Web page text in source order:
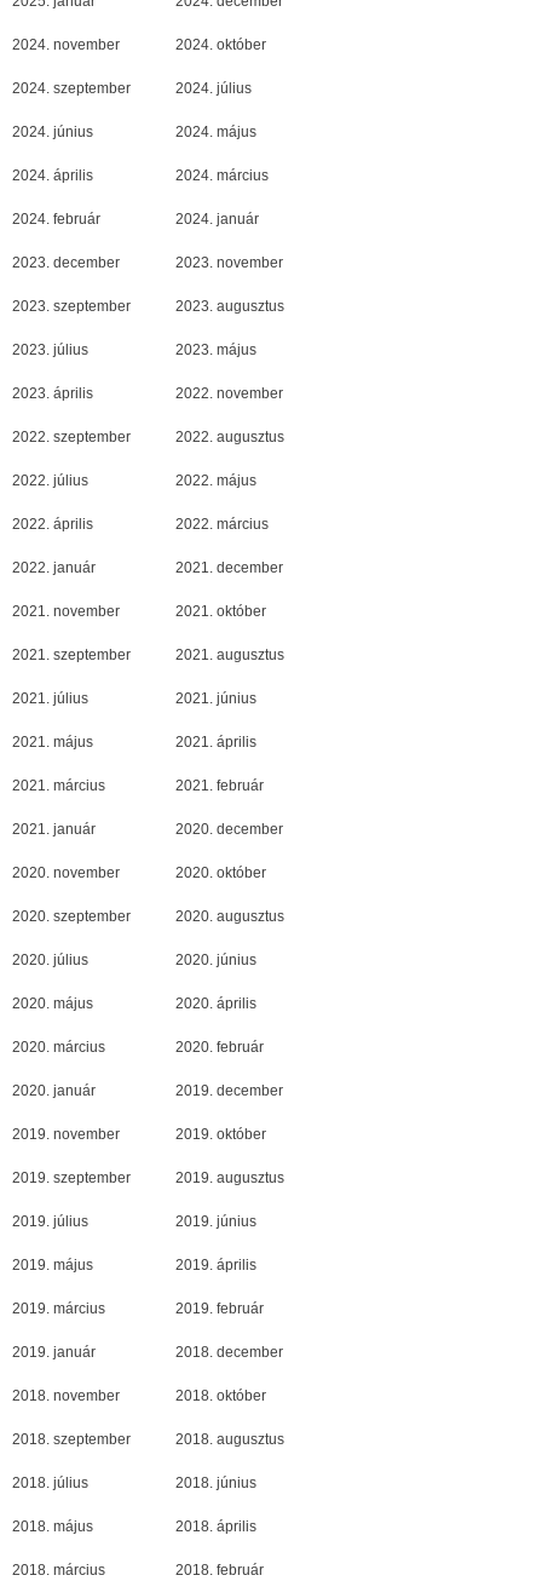
2024. november 2024. október
2024. szeptember 2024. július
2024. június 2024. május
2024. április 2024. március
2024. február 2024. január
2023. december 2023. november
2023. szeptember 2023. augusztus
2023. július 2023. május
2023. április 2022. november
2022. szeptember 2022. augusztus
2022. július 2022. május
2022. április 2022. március
2022. január 2021. december
2021. november 2021. október
2021. szeptember 2021. augusztus
2021. július 2021. június
2021. május 2021. április
2021. március 2021. február
2021. január 2020. december
2020. november 2020. október
2020. szeptember 2020. augusztus
2020. július 2020. június
2020. május 2020. április
2020. március 2020. február
2020. január 2019. december
2019. november 2019. október
2019. szeptember 2019. augusztus
2019. július 2019. június
2019. május 2019. április
2019. március 2019. február
2019. január 2018. december
2018. november 2018. október
2018. szeptember 2018. augusztus
2018. július 2018. június
2018. május 2018. április
2018. március 2018. február